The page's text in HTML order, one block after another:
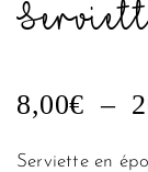
8,00€ –
Serviette en